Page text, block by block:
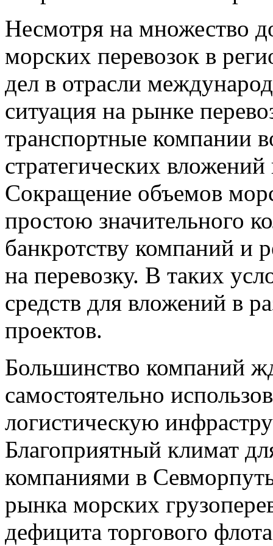
Несмотря на множество
морских перевозок в
дел в отрасли
ситуация на рынке
транспортные компании
стратегических
Сокращение объемов
простою значительного
банкротству компаний и
на перевозку. В таких
средств для вложений в
проектов.
Большинство компаний
самостоятельно
логистическую
Благоприятный климат
компаниями в
рынка морских
дефицита торгового